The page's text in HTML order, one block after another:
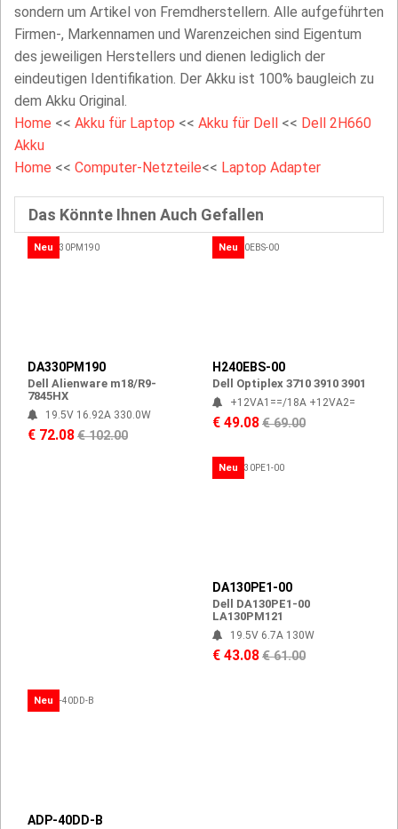
sondern um Artikel von Fremdherstellern. Alle aufgeführten
Firmen-, Markennamen und Warenzeichen sind Eigentum
des jeweiligen Herstellers und dienen lediglich der
eindeutigen Identifikation. Der Akku ist 100% baugleich zu
dem Akku Original.
Home << Akku für Laptop << Akku für Dell << Dell 2H660
Akku
Home << Computer-Netzteile<< Laptop Adapter
Das Könnte Ihnen Auch Gefallen
Neu
DA330PM190
Dell Alienware m18/R9-
7845HX
19.5V 16.92A 330.0W
€ 72.08€ 102.00
Neu
H240EBS-00
Dell Optiplex 3710 3910 3901
+12VA1==/18A +12VA2=
€ 49.08€ 69.00
Neu
DA130PE1-00
Dell DA130PE1-00
LA130PM121
19.5V 6.7A 130W
€ 43.08€ 61.00
Neu
ADP-40DD-B